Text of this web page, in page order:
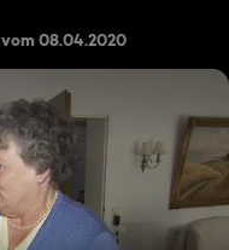
vom 08.04.2020